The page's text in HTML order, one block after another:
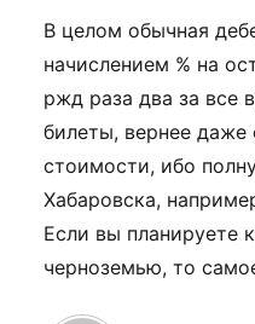
В целом обычная
начислением % на
ржд раза два за все
билеты, вернее даже
стоимости, ибо
Хабаровска,
Если вы планируете
черноземью, то